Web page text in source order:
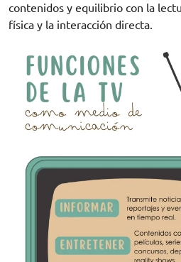
contenidos y equilibrio con la
física y la interacción directa.